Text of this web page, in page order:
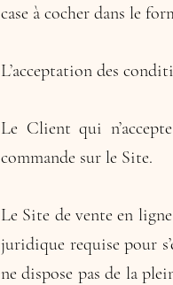
case à cocher dans le
L’acceptation des
Le Client qui
commande sur le Site.
Le Site de vente en ligne
juridique requise pour
ne dispose pas de la